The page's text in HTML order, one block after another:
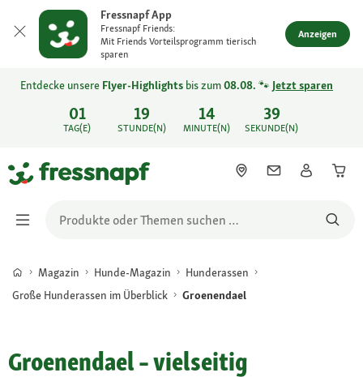
Fressnapf App
Fressnapf Friends:
Mit Friends Vorteilsprogramm tierisch
sparen
Anzeigen
01
TAG(E)
19
STUNDE(N)
14
MINUTE(N)
39
SEKUNDE(N)
Entdecke unsere Flyer-Highlights bis zum08.08. 🐾 Jetzt sparen
Magazin Hunde-Magazin
Hunderassen
Große Hunderassen im Überblick
Groenendael
Groenendael – vielseitig